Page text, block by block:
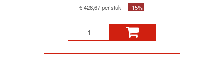
€ 428,67 per stuk -15%